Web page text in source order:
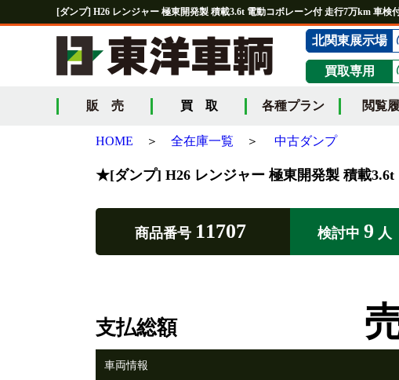
[ダンプ] H26 レンジャー 極東開発製 積載3.6t 電動コボレーン付 走行7万km 車検
北関東展示場
買取専用
販 売 買 取 各種プラン 閲覧
HOME ＞ 全在庫一覧 ＞ 中古ダンプ
★[ダンプ] H26 レンジャー 極東開発製 積載
商品番号 11707 検討中 9 人
支払総額
車両情報